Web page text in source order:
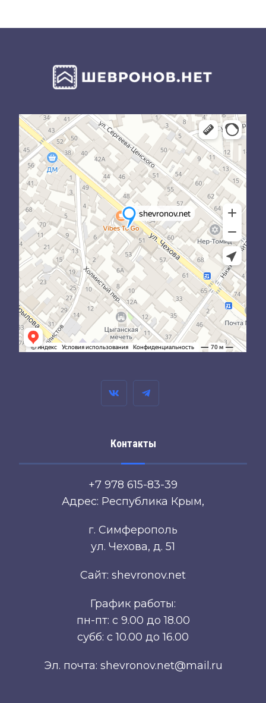
Контакты
+7 978 615-83-39
Адрес: Республика Крым,
г. Симферополь
ул. Чехова, д. 51
Сайт: shevronov.net
График работы:
пн-пт: с 9.00 до 18.00
субб: с 10.00 до 16.00
Эл. почта: shevronov.net@mail.ru